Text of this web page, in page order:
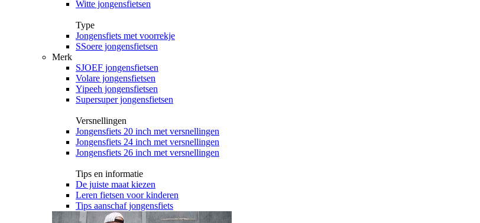
Witte jongensfietsen
Type
Jongensfiets met voorrekje
SSoere jongensfietsen
Merk
SJOEF jongensfietsen
Volare jongensfietsen
Yipeeh jongensfietsen
Supersuper jongensfietsen
Versnellingen
Jongensfiets 20 inch met versnellingen
Jongensfiets 24 inch met versnellingen
Jongensfiets 26 inch met versnellingen
Tips en informatie
De juiste maat kiezen
Leren fietsen voor kinderen
Tips aanschaf jongensfiets